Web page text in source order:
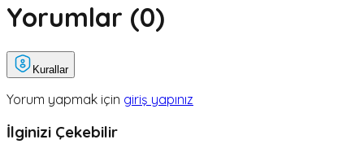
Yorumlar (0)
Kurallar
Yorum yapmak için giriş yapınız
İlginizi Çekebilir